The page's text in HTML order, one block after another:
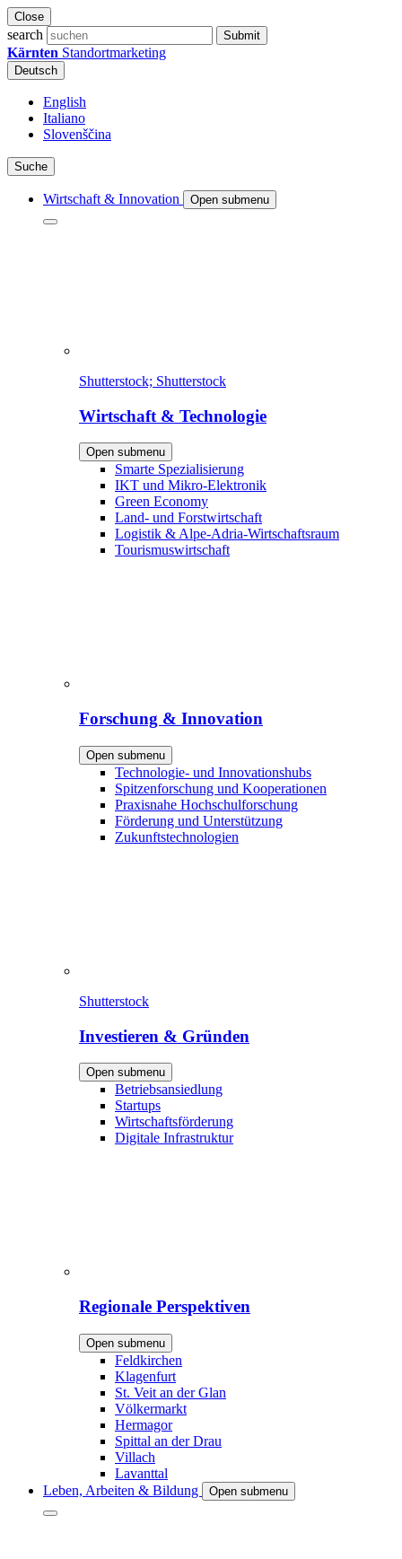
Close
search Submit
Kärnten Standortmarketing
Deutsch
English
Italiano
Slovenščina
Suche
Wirtschaft & Innovation Open submenu
Shutterstock; Shutterstock
Wirtschaft & Technologie
Open submenu
Smarte Spezialisierung
IKT und Mikro-Elektronik
Green Economy
Land- und Forstwirtschaft
Logistik & Alpe-Adria-Wirtschaftsraum
Tourismuswirtschaft
Forschung & Innovation
Open submenu
Technologie- und Innovationshubs
Spitzenforschung und Kooperationen
Praxisnahe Hochschulforschung
Förderung und Unterstützung
Zukunftstechnologien
Shutterstock
Investieren & Gründen
Open submenu
Betriebsansiedlung
Startups
Wirtschaftsförderung
Digitale Infrastruktur
Regionale Perspektiven
Open submenu
Feldkirchen
Klagenfurt
St. Veit an der Glan
Völkermarkt
Hermagor
Spittal an der Drau
Villach
Lavanttal
Leben, Arbeiten & Bildung
Open submenu